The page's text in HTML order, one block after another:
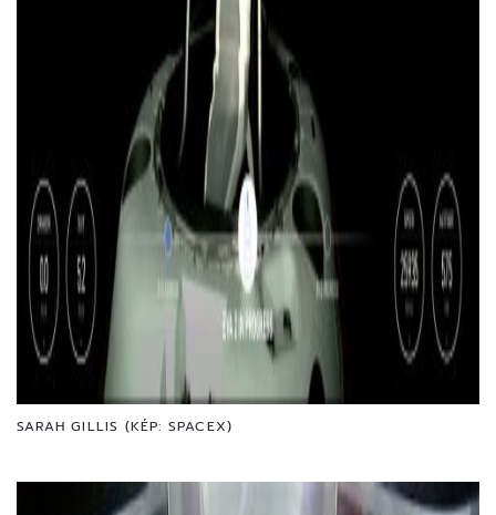
SARAH GILLIS (KÉP: SPACEX)